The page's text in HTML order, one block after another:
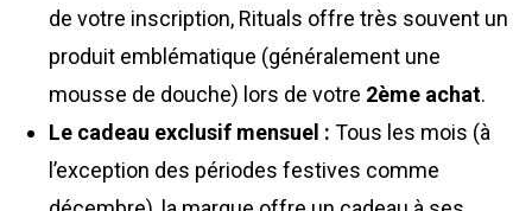
de votre inscription, Rituals offre très souvent un
produit emblématique (généralement une
mousse de douche) lors de votre 2ème achat.
Le cadeau exclusif mensuel : Tous les mois (à
l’exception des périodes festives comme